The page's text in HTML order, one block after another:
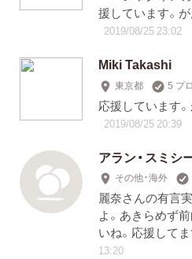
援しています。
2019/08/25 23:02
Miki Takashi
東京都 5 プ
応援しています
2019/08/25 20:39
アラン・スミシ
その他・海外
麗奈さんの有言
よ。あきらめず
いね。応援して
13:20